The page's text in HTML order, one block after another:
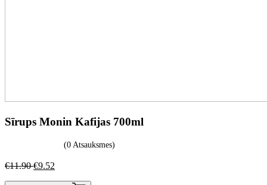
Sīrups Monin Kafijas 700ml
(0 Atsauksmes)
€11.90 €9.52